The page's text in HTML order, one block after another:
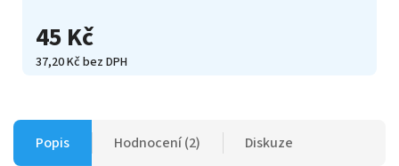
45 Kč
37,20 Kč bez DPH
Popis Hodnocení (2) Diskuze